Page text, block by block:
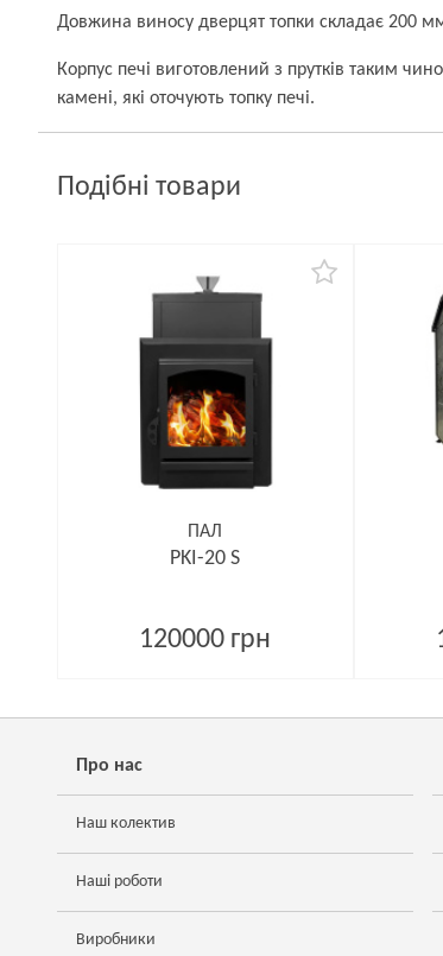
Довжина виносу дверцят топки складає 200
Корпус печі виготовлений з прутків таким
камені, які оточують топку печі.
Подібні товари
ПАЛ
PKI-20 S
120000 грн
Про нас
Наш колектив
Наші роботи
Виробники